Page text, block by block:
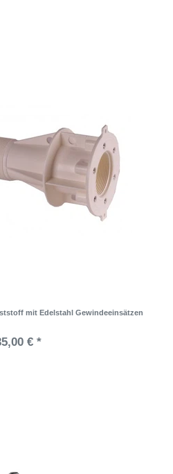
mit Edelstahl Gewindeeinsätzen
€ *